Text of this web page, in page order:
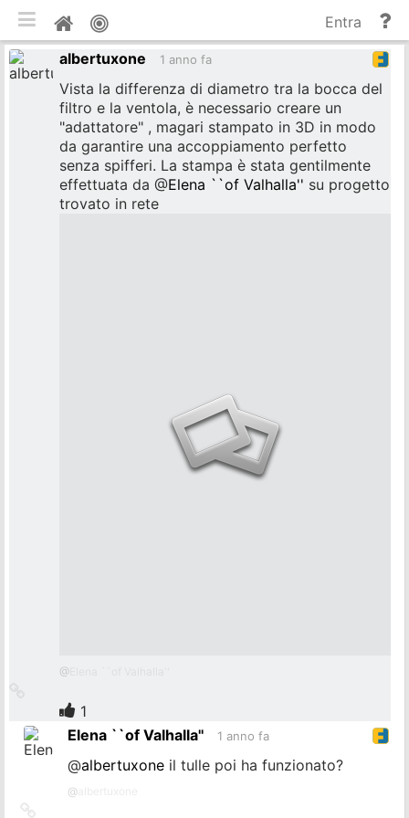
Home
e
Entra
albertuxone
1 anno fa
Vista la differenza di diametro tra la bocca del
filtro e la ventola, è necessario creare un
"adattatore" , magari stampato in 3D in modo
da garantire una accoppiamento perfetto
senza spifferi. La stampa è stata gentilmente
effettuata da @Elena ``of Valhalla'' su progetto
trovato in rete
@
all'originale
1
Elena ``of Valhalla''
1 anno fa
@albertuxone il tulle poi ha funzionato?
@
commuta tema mobile